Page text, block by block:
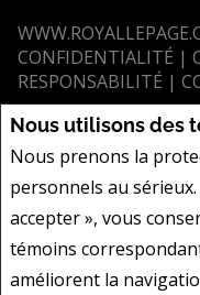
Nous utilisons des
Nous prenons la
personnels au
accepter », vous
témoins
améliorent la
CONFIDENTIALITÉ |
RESPONSABILITÉ |
toutefois pas garantie et doit
garantie ni représentation de
à l'exactitude desdits
ou vendeurs, propriétaires
REALTOR®, REALTORS® et
de REALTOR® Canada Inc.,
REALTORS® et l'Association